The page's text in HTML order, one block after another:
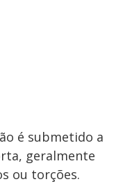
é submetido a
geralmente
ou torções.